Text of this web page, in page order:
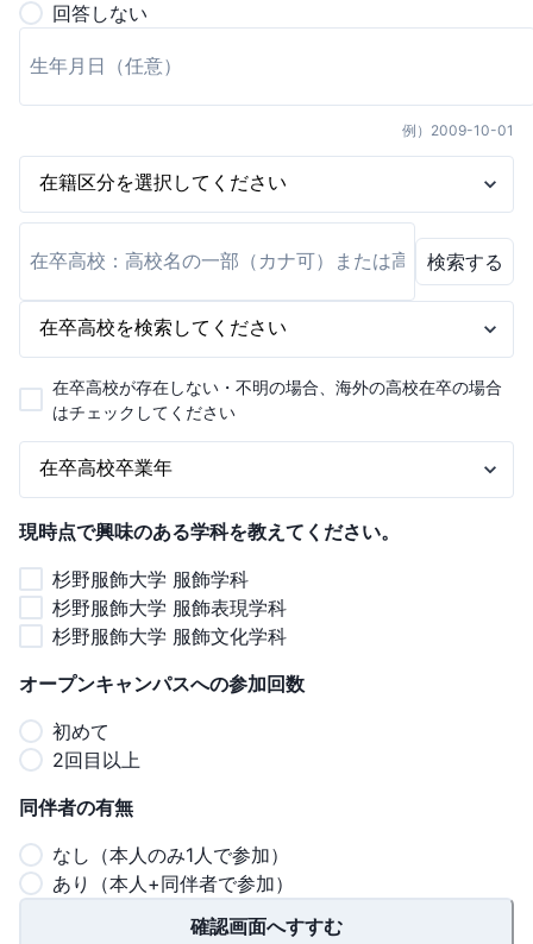
回答しない
例） 2009-10-01
検索する
在卒高校が存在しない・不明の場合、海外の高校在卒の場合
はチェックしてください
現時点で興味のある学科を教えてください。
杉野服飾大学 服飾学科
杉野服飾大学 服飾表現学科
杉野服飾大学 服飾文化学科
オープンキャンパスへの参加回数
初めて
2回目以上
同伴者の有無
なし（本人のみ1人で参加）
あり（本人+同伴者で参加）
確認画面へすすむ